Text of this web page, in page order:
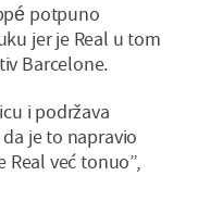
potpuno
jer je Real u tom
Barcelone.
i podržava
je to napravio
Real već tonuo”,